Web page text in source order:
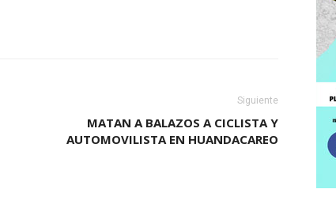
Siguiente
MATAN A BALAZOS A CICLISTA Y
AUTOMOVILISTA EN HUANDACAREO